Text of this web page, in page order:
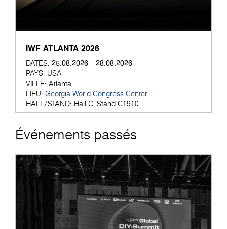
IWF ATLANTA 2026
DATES: 25.08.2026 - 28.08.2026
PAYS: USA
VILLE: Atlanta
LIEU: Georgia World Congress Center
HALL/STAND: Hall C, Stand C1910
Événements passés